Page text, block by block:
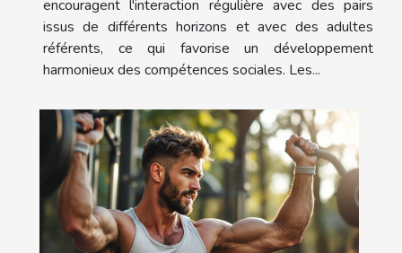
encouragent l'interaction régulière avec des pairs
issus de différents horizons et avec des adultes
référents, ce qui favorise un développement
harmonieux des compétences sociales. Les...